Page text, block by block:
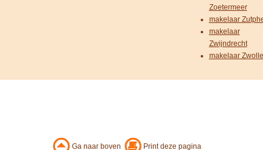
Zoetermeer
makelaar
makelaar
Zwijndrecht
makelaar Zwolle
Ga naar boven Print deze pagina